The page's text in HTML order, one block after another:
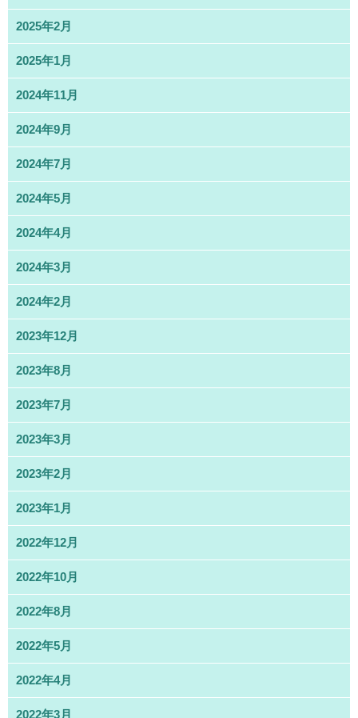
2025年2月
2025年1月
2024年11月
2024年9月
2024年7月
2024年5月
2024年4月
2024年3月
2024年2月
2023年12月
2023年8月
2023年7月
2023年3月
2023年2月
2023年1月
2022年12月
2022年10月
2022年8月
2022年5月
2022年4月
2022年3月